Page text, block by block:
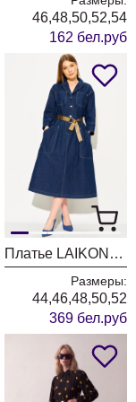
46,48,50,52,54
162 бел.руб
Платье LAIKONY L-494 темно- синий
Размеры:
44,46,48,50,52
369 бел.руб